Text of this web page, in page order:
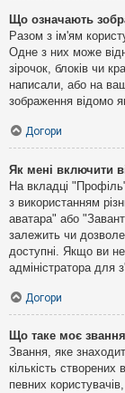
Що означають
Разом з ім'ям
Одне з них може
зірочок, блоків чи
написали, або на
зображення відомо
Догори
Як мені включити
На вкладці
з використанням
аватара" або
залежить чи
доступні. Якщо ви
адміністратора для
Догори
Що таке моє
Звання, яке
кількість
певних